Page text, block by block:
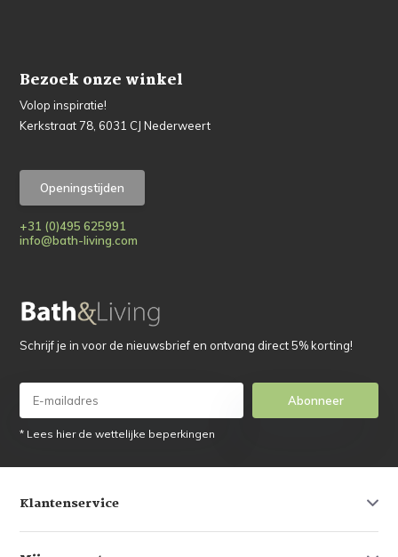
Bezoek onze winkel
Volop inspiratie!
Kerkstraat 78, 6031 CJ Nederweert
Openingstijden
+31 (0)495 625991
info@bath-living.com
Schrijf je in voor de nieuwsbrief en ontvang direct 5% korting!
Abonneer
* Lees hier de wettelijke beperkingen
Klantenservice